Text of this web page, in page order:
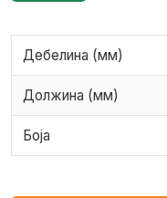
Дебелина (мм)
Должина (мм)
Боја